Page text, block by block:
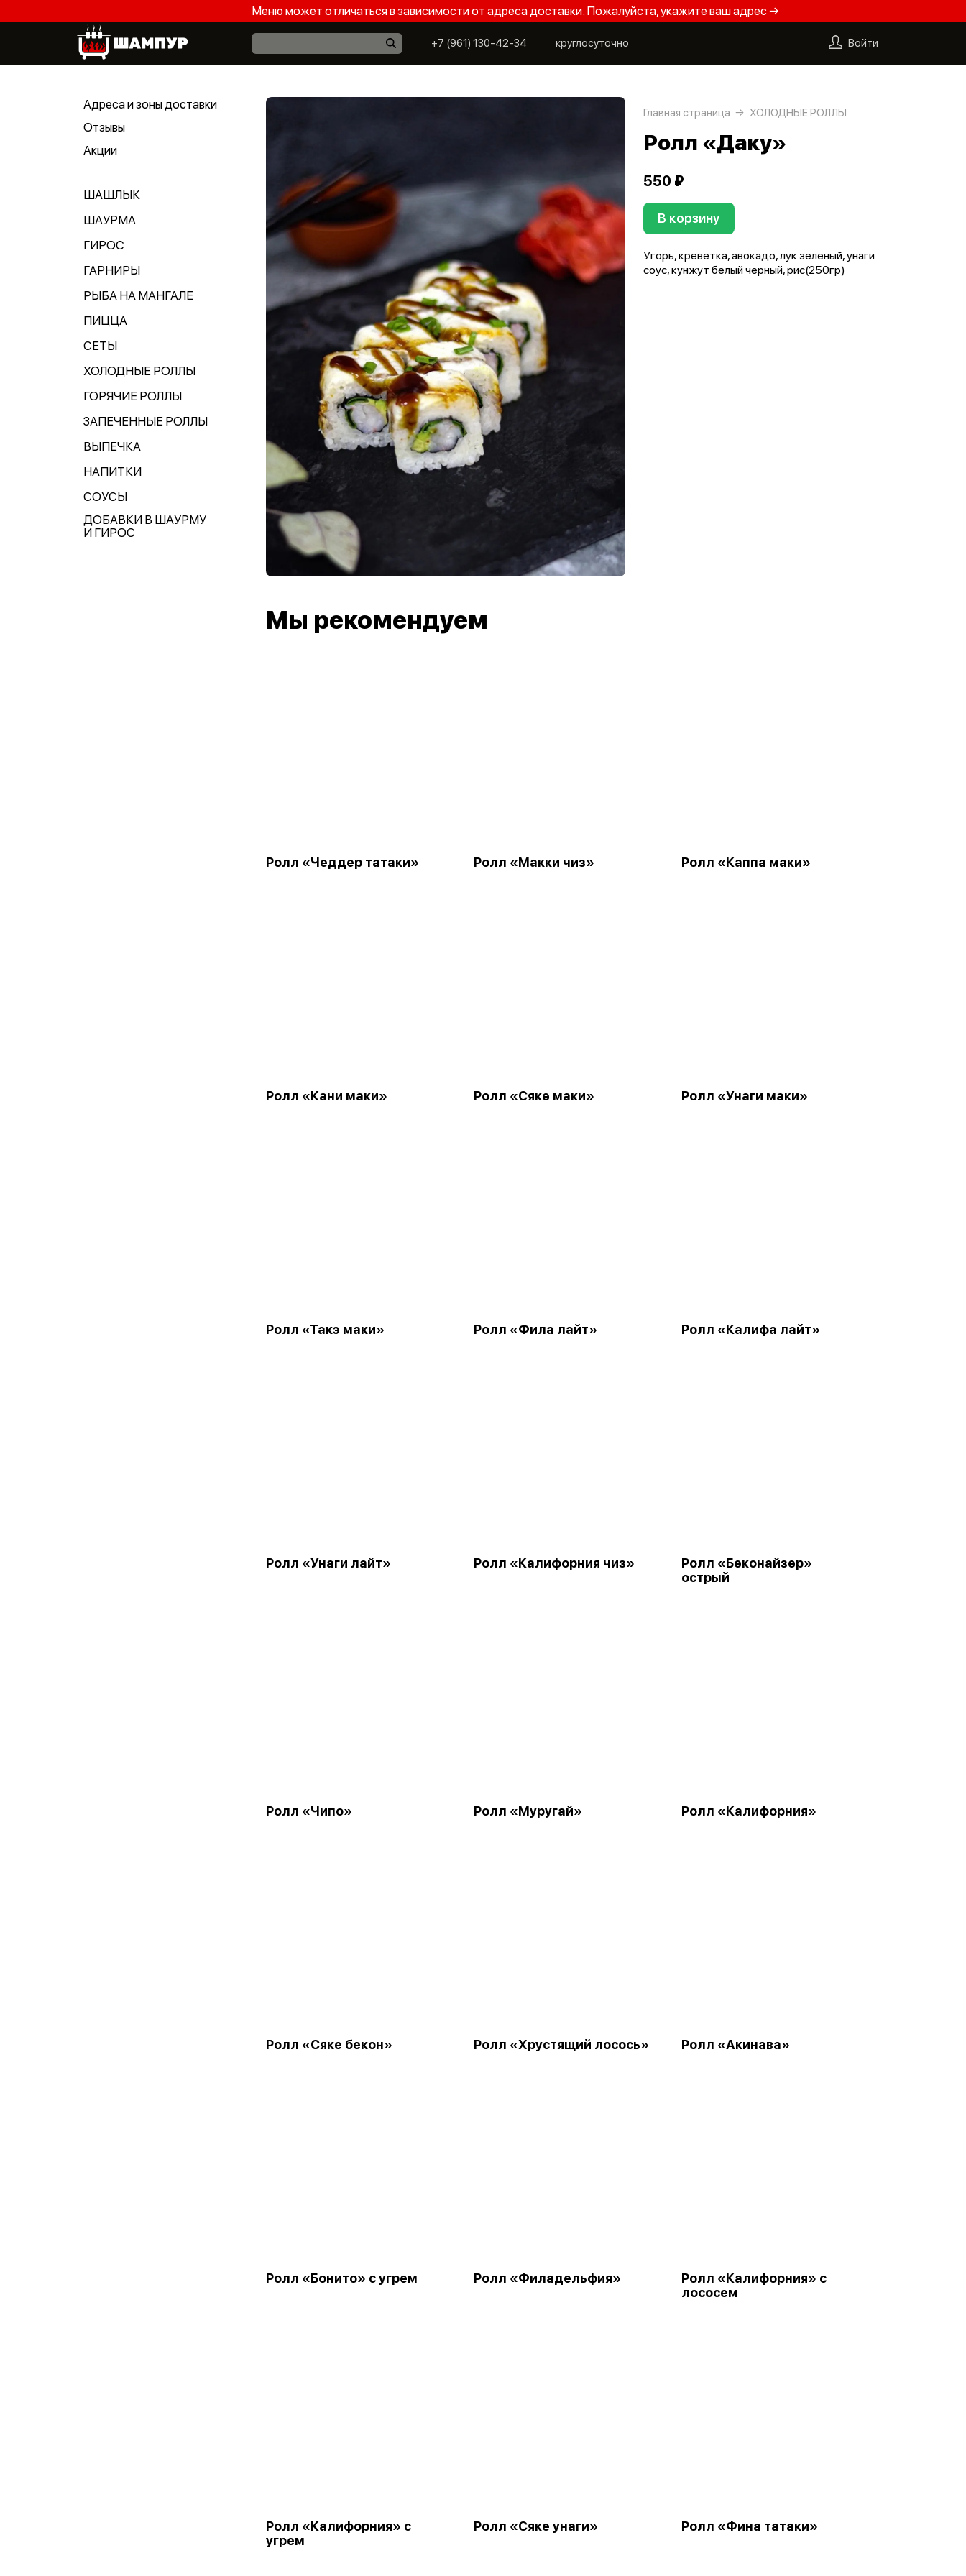
Меню может отличаться в зависимости от адреса доставки. Пожалуйста, укажите ваш адрес →
+7 (961) 130-42-34 круглосуточно Войти
Адреса и зоны доставки
Отзывы
Акции
ШАШЛЫК
ШАУРМА
ГИРОС
ГАРНИРЫ
РЫБА НА МАНГАЛЕ
ПИЦЦА
СЕТЫ
ХОЛОДНЫЕ РОЛЛЫ
ГОРЯЧИЕ РОЛЛЫ
ЗАПЕЧЕННЫЕ РОЛЛЫ
ВЫПЕЧКА
НАПИТКИ
СОУСЫ
ДОБАВКИ В ШАУРМУ
И ГИРОС
Главная страница ХОЛОДНЫЕ РОЛЛЫ
Ролл «Даку»
550 ₽
В корзину
Угорь, креветка, авокадо, лук зеленый, унаги
соус, кунжут белый черный, рис(250гр)
Мы рекомендуем
Ролл «Чеддер татаки» Ролл «Макки чиз» Ролл «Каппа маки»
Ролл «Кани маки» Ролл «Сяке маки» Ролл «Унаги маки»
Ролл «Такэ маки» Ролл «Фила лайт» Ролл «Калифа лайт»
Ролл «Унаги лайт» Ролл «Калифорния чиз»
Ролл «Беконайзер»
острый
Ролл «Чипо» Ролл «Муругай» Ролл «Калифорния»
Ролл «Сяке бекон» Ролл «Хрустящий лосось» Ролл «Акинава»
Ролл «Бонито» с угрем Ролл «Филадельфия»
Ролл «Калифорния» с
лососем
Ролл «Калифорния» с
угрем
Ролл «Сяке унаги» Ролл «Фина татаки»